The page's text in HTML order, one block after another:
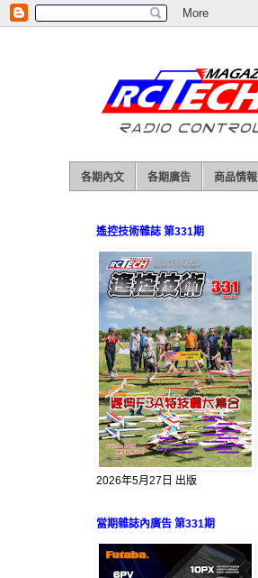
各期內文 各期廣告 商品情報
遙控技術雜誌 第331期
2026年5月27日 出版
當期雜誌內廣告 第331期